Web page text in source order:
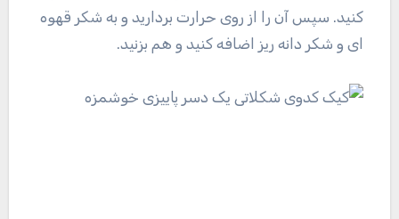
کنید. سپس آن را از روی حرارت بردارید و به شکر قهوه
ای و شکر دانه ریز اضافه کنید و هم بزنید.